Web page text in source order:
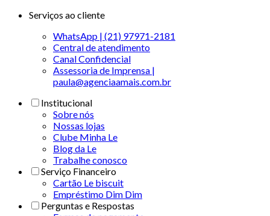
Serviços ao cliente
WhatsApp | (21) 97971-2181
Central de atendimento
Canal Confidencial
Assessoria de Imprensa |
paula@agenciaamais.com.br
Institucional
Sobre nós
Nossas lojas
Clube Minha Le
Blog da Le
Trabalhe conosco
Serviço Financeiro
Cartão Le biscuit
Empréstimo Dim Dim
Perguntas e Respostas